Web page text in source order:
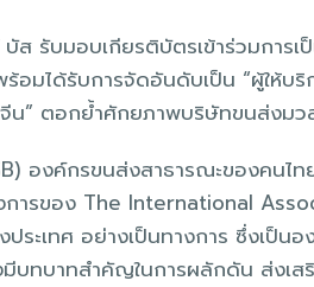
ส รับมอบเกียรติบัตรเข้าร่วมการ
ร้อมได้รับการจัดอันดับเป็น “ผู้ให้บ
น” ตอกย้ำศักยภาพบริษัทขนส่งม
องค์กรขนส่งสาธารณะของคนไท
งการของ The International
ระเทศ อย่างเป็นทางการ ซึ่งเป็
มีบทบาทสำคัญในการผลักดัน ส่งเ